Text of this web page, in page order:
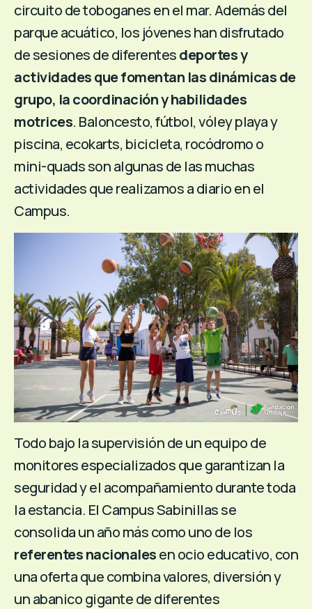
circuito de toboganes en el mar. Además del
parque acuático, los jóvenes han disfrutado
de sesiones de diferentesdeportes y
actividades que fomentan las dinámicas de
grupo, la coordinación y habilidades
motrices. Baloncesto, fútbol, vóley playa y
piscina, ecokarts, bicicleta, rocódromo o
mini-quads son algunas de las muchas
actividades que realizamos a diario en el
Campus.
Todo bajo la supervisión de un equipo de
monitores especializados que garantizan la
seguridad y el acompañamiento durante toda
la estancia. El Campus Sabinillas se
consolida un año más como uno de los
referentes nacionalesen ocio educativo, con
una oferta que combina valores, diversión y
un abanico gigante de diferentes